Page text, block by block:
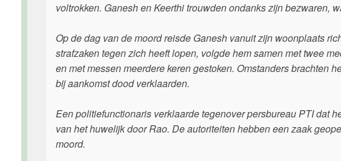
voltrokken. Ganesh en Keerthi trouwden ondanks zijn bezwaren,
Op de dag van de moord reisde Ganesh vanuit zijn woonplaats
strafzaken tegen zich heeft lopen, volgde hem samen met twee
en met messen meerdere keren gestoken. Omstanders brachten
bij aankomst dood verklaarden.
Een politiefunctionaris verklaarde tegenover persbureau PTI dat
van het huwelijk door Rao. De autoriteiten hebben een zaak
moord.